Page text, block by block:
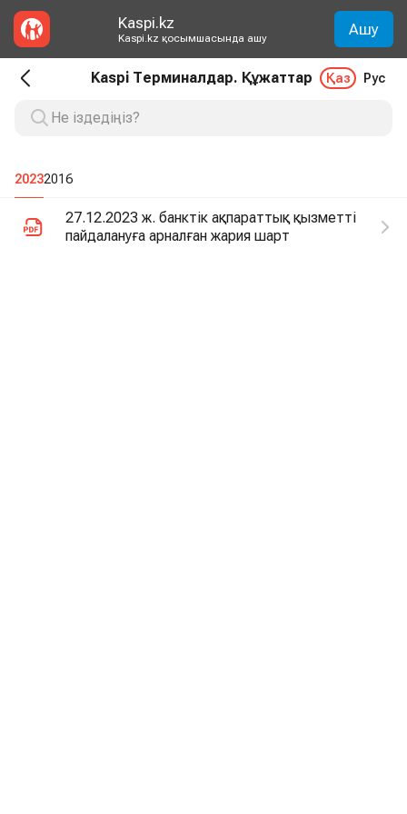
Kaspi.kz
Kaspi.kz қосымшасында ашу Ашу
Kaspi Терминалдар. Құжаттар Қаз Рус
20232016
27.12.2023 ж. банктік ақпараттық қызметті
пайдалануға арналған жария шарт